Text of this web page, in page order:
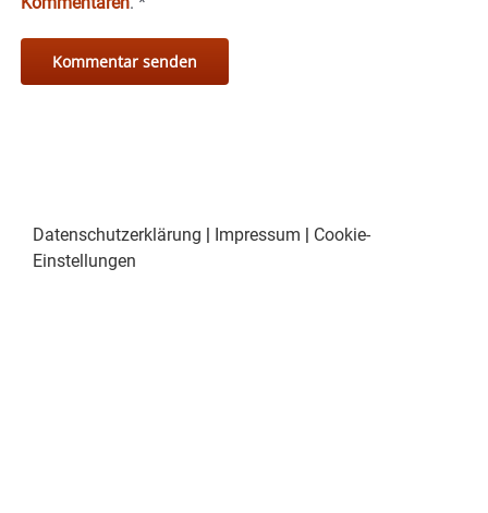
Datenschutzerklärung Impressum
Cookie-
Einstellungen